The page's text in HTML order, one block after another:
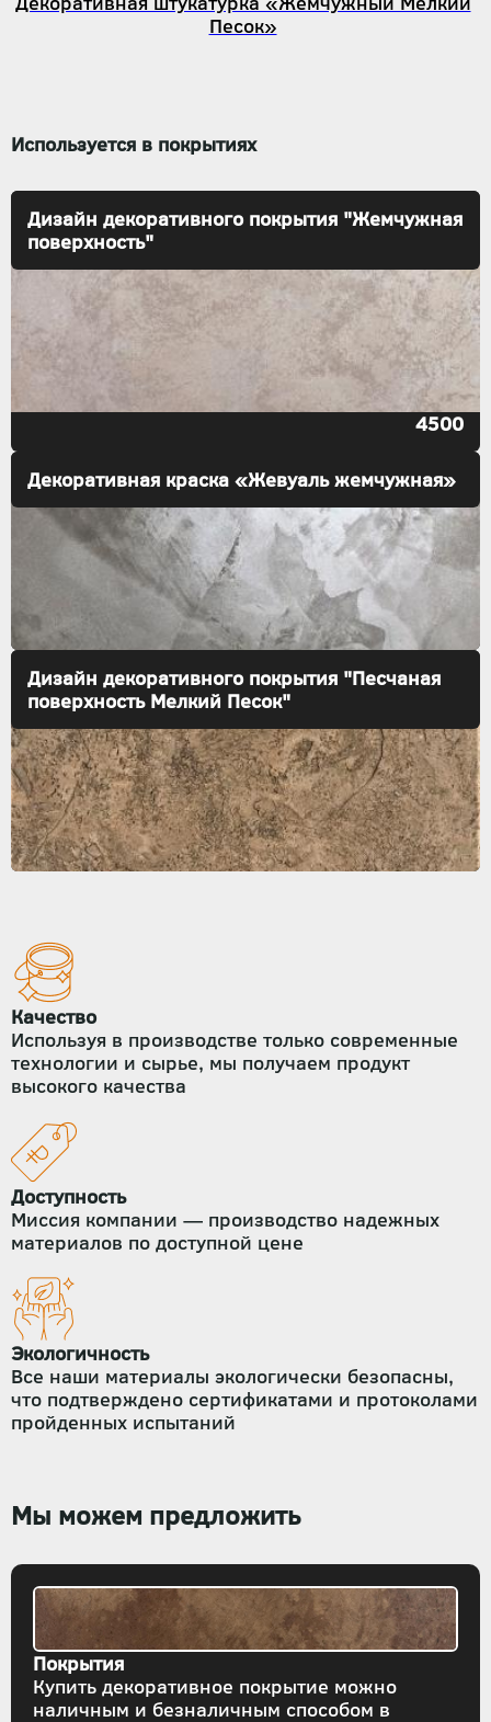
Песок»
Используется в покрытиях
Дизайн декоративного покрытия "Жемчужная
поверхность"
4500
Декоративная краска «Жевуаль жемчужная»
Дизайн декоративного покрытия "Песчаная
поверхность Мелкий Песок"
Качество
Используя в производстве только современные
технологии и сырье, мы получаем продукт
высокого качества
Доступность
Миссия компании — производство надежных
материалов по доступной цене
Экологичность
Все наши материалы экологически безопасны,
что подтверждено сертификатами и протоколами
пройденных испытаний
Мы можем предложить
Покрытия
Купить декоративное покрытие можно
наличным и безналичным способом в